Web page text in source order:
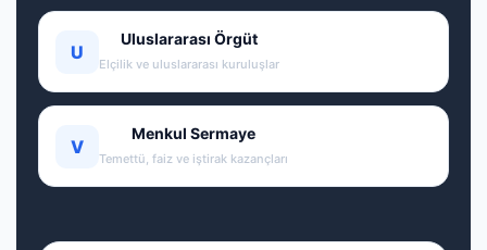
U
Uluslararası Örgüt
Elçilik ve uluslararası kuruluşlar
V
Menkul Sermaye
Temettü, faiz ve iştirak kazançları